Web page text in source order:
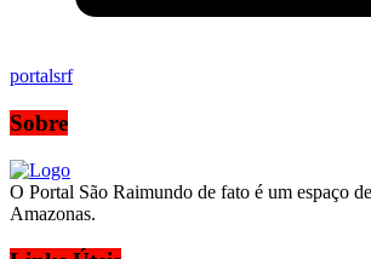
portalsrf
Sobre
O Portal São Raimundo de fato é um espaço
Amazonas.